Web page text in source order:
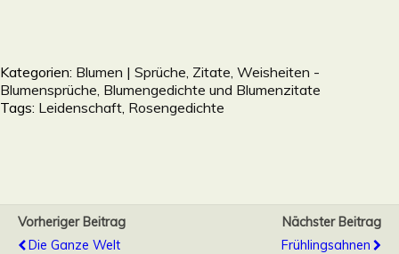
Kategorien: Blumen | Sprüche, Zitate, Weisheiten -
Blumensprüche, Blumengedichte und Blumenzitate
Tags: Leidenschaft Rosengedichte
Vorheriger Beitrag
Die Ganze Welt
Nächster Beitrag
Frühlingsahnen